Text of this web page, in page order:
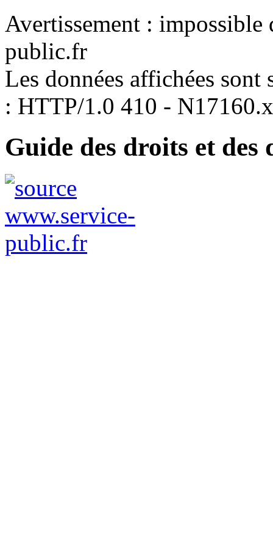
Avertissement : impossible
public.fr
Les données affichées sont
: HTTP/1.0 410 -
Guide des droits et